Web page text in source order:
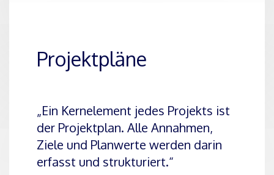
Projektpläne
„Ein Kernelement jedes Projekts ist
der Projektplan. Alle Annahmen,
Ziele und Planwerte werden darin
erfasst und strukturiert.“